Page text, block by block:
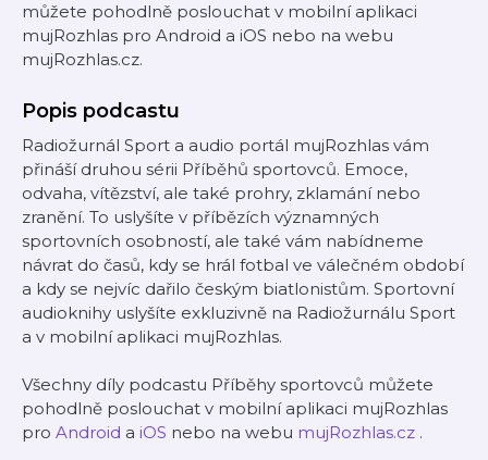
můžete pohodlně poslouchat v mobilní aplikaci
mujRozhlas pro Android a iOS nebo na webu
mujRozhlas.cz.
Popis podcastu
Radiožurnál Sport a audio portál mujRozhlas vám
přináší druhou sérii Příběhů sportovců. Emoce,
odvaha, vítězství, ale také prohry, zklamání nebo
zranění. To uslyšíte v příbězích významných
sportovních osobností, ale také vám nabídneme
návrat do časů, kdy se hrál fotbal ve válečném období
a kdy se nejvíc dařilo českým biatlonistům. Sportovní
audioknihy uslyšíte exkluzivně na Radiožurnálu Sport
a v mobilní aplikaci mujRozhlas.
Všechny díly podcastu Příběhy sportovců můžete
pohodlně poslouchat v mobilní aplikaci mujRozhlas
pro Android a iOS nebo na webu mujRozhlas.cz .